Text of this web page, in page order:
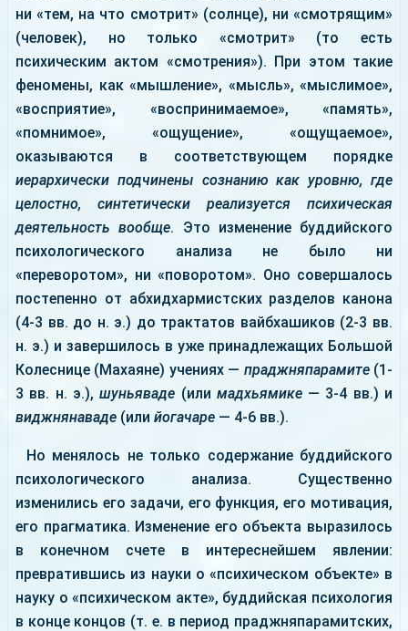
ни «тем, на что смотрит» (солнце), ни «смотрящим»
(человек), но только «смотрит» (то есть
психическим актом «смотрения»). При этом такие
феномены, как «мышление», «мысль», «мыслимое»,
«восприятие», «воспринимаемое», «память»,
«помнимое», «ощущение», «ощущаемое»,
оказываются в соответствующем порядке
иерархически подчинены сознанию как уровню, где
целостно, синтетически реализуется психическая
деятельность вообще. Это изменение буддийского
психологического анализа не было ни
«переворотом», ни «поворотом». Оно совершалось
постепенно от абхидхармистских разделов канона
(4-3 вв. до н. э.) до трактатов вайбхашиков (2-3 вв.
н. э.) и завершилось в уже принадлежащих Большой
Колеснице (Махаяне) учениях — праджняпарамите(1-
3 вв. н. э.),шуньяваде (или мадхьямике— 3-4 вв.) и
виджнянаваде (или йогачаре — 4-6 вв.).
Но менялось не только содержание буддийского
психологического анализа. Существенно
изменились его задачи, его функция, его мотивация,
его прагматика. Изменение его объекта выразилось
в конечном счете в интереснейшем явлении:
превратившись из науки о «психическом объекте» в
науку о «психическом акте», буддийская психология
в конце концов (т. е. в период праджняпарамитских,